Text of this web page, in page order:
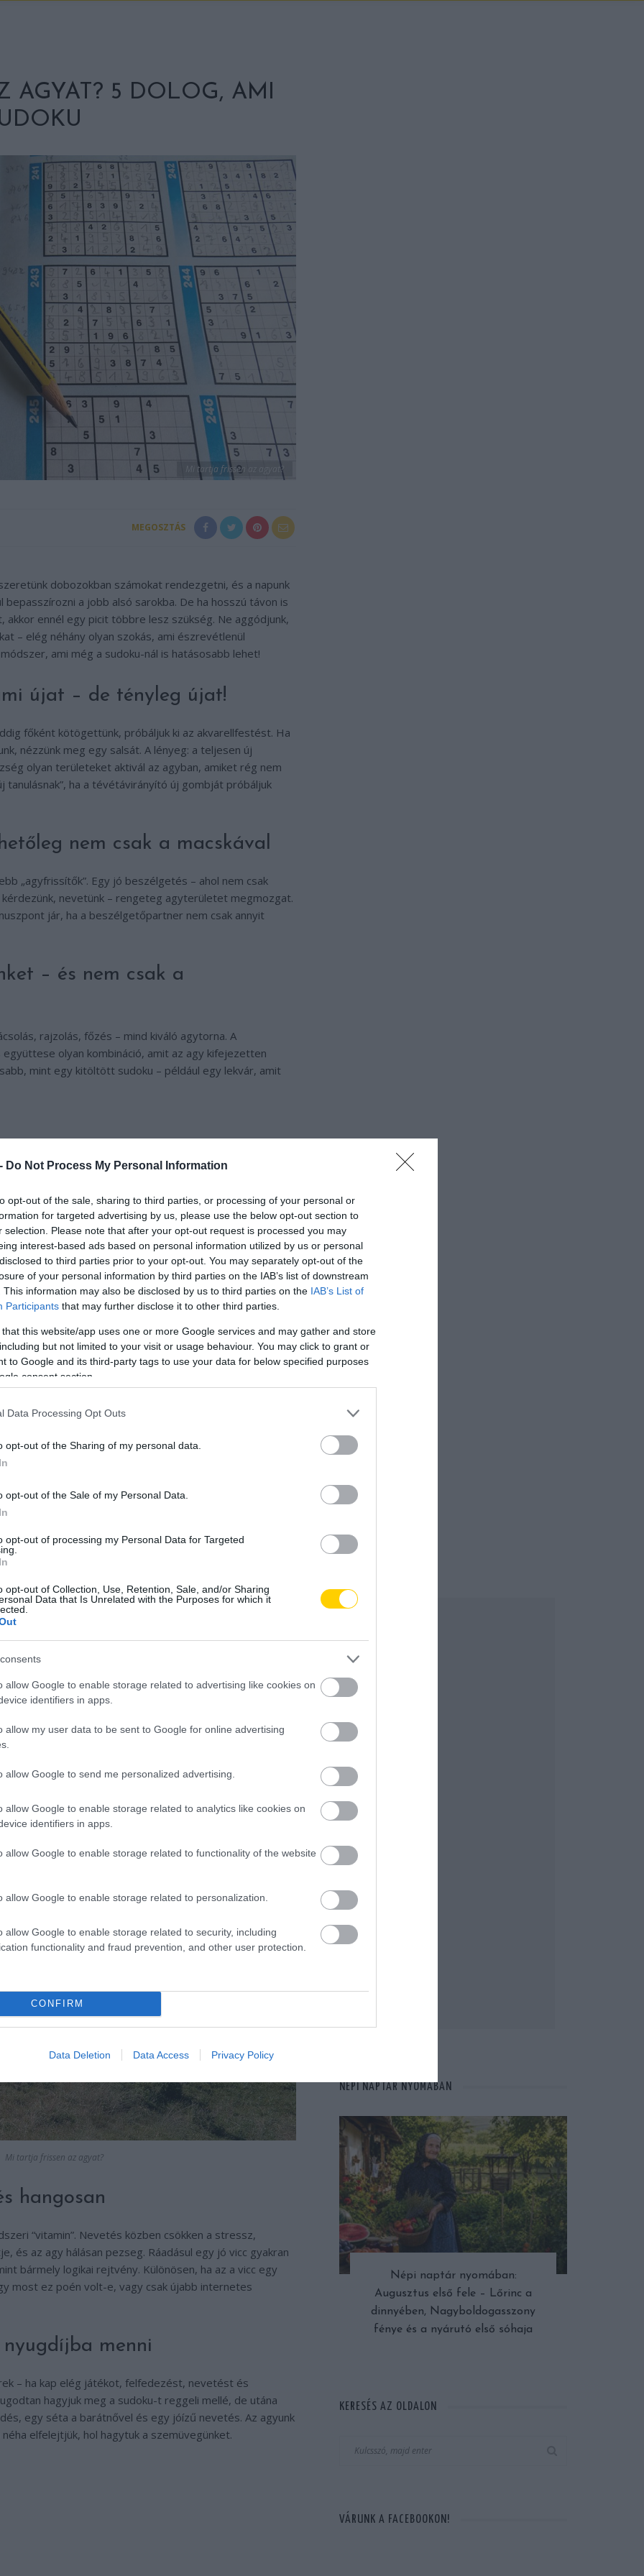
Do Not Process My Personal Information
opt-out of the sale, sharing to third parties, or processing of your personal or
for targeted advertising by us, please use the below opt-out section to
selection. Please note that after your opt-out request is processed you may
interest-based ads based on personal information utilized by us or personal
to third parties prior to your opt-out. You may separately opt-out of the
of your personal information by third parties on the IAB’s list of downstream
This information may also be disclosed by us to third parties on the IAB’s List of
Participants that may further disclose it to other third parties.
that this website/app uses one or more Google services and may gather and store
but not limited to your visit or usage behaviour. You may click to grant or
to Google and its third-party tags to use your data for below specified purposes
consent section.
Data Processing Opt Outs
opt-out of the Sharing of my personal data.
opt-out of the Sale of my Personal Data.
opt-out of processing my Personal Data for Targeted
opt-out of Collection, Use, Retention, Sale, and/or Sharing
Data that Is Unrelated with the Purposes for which it
allow Google to enable storage related to advertising like cookies on
identifiers in apps.
allow my user data to be sent to Google for online advertising
allow Google to send me personalized advertising.
allow Google to enable storage related to analytics like cookies on
identifiers in apps.
allow Google to enable storage related to functionality of the website
allow Google to enable storage related to personalization.
allow Google to enable storage related to security, including
functionality and fraud prevention, and other user protection.
CONFIRM
Data Deletion Data Access Privacy Policy
AGYAT? 5 DOLOG, AMI
Mi tartja frissen az agyat?
MEGOSZTÁS
dobozokban számokat rendezgetni, és a napunk
a jobb alsó sarokba. De ha hosszú távon is
ennél egy picit többre lesz szükség. Ne aggódjunk,
– elég néhány olyan szokás, ami észrevétlenül
ami még a sudoku-nál is hatásosabb lehet!
újat – de tényleg újat!
főként kötögettünk, próbáljuk ki az akvarellfestést. Ha
nézzünk meg egy salsát. A lényeg: a teljesen új
olyan területeket aktivál az agyban, amiket rég nem
tanulásnak”, ha a tévétávirányító új gombját próbáljuk
nem csak a macskával
„agyfrissítők”. Egy jó beszélgetés – ahol nem csak
nevetünk – rengeteg agyterületet megmozgat.
jár, ha a beszélgetőpartner nem csak annyit
– és nem csak a
rajzolás, főzés – mind kiváló agytorna. A
olyan kombináció, amit az agy kifejezetten
mint egy kitöltött sudoku – például egy lekvár, amit
Mi tartja frissen az agyat?
agy is szereti a sétát
a frissítését gyakran a lábunkkal intézzük. A
– javítja a vérkeringést, oxigénhez juttatja az agyat,
Ráadásul remek ürügy arra, hogy elkerüljük a portörlést.
frissítem.”
Mi tartja frissen az agyat?
hangosan
“vitamin”. Nevetés közben csökken a stressz,
és az agy hálásan pezseg. Ráadásul egy jó vicc gyakran
bármely logikai rejtvény. Különösen, ha az a vicc egy
most ez poén volt-e, vagy csak újabb internetes
menni
– ha kap elég játékot, felfedezést, nevetést és
hagyjuk meg a sudoku-t reggeli mellé, de utána
egy séta a barátnővel és egy jóízű nevetés. Az agyunk
elfelejtjük, hol hagytuk a szemüvegünket.
NÉPI NAPTÁR NYOMÁBAN
Népi naptár nyomában:
Augusztus első fele – Lőrinc a
dinnyében, Nagyboldogasszony
fénye és a nyárutó első sóhaja
KERESÉS AZ OLDALON
VÁRUNK A FACEBOOKON!